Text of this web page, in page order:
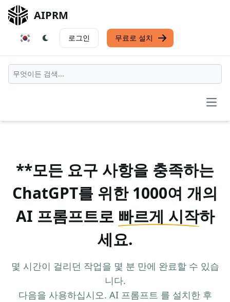
AIPRM
로그인 무료로 설치
**모든 요구 사항을 충족하는
ChatGPT를 위한 1000여 개의
AI 프롬프트로 빠르게 시작하
세요.
몇 시간이 걸리던 작업을 몇 분 만에 완료할 수 있습
니다.
다음을 사용하십시오. AI 프롬프트 를 설치한 후